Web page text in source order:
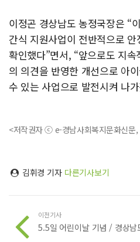
이정곤 경상남도 농정국장은 “
간식 지원사업이 전반적으로
확인했다”면서, “앞으로도 지
의 의견을 반영한 개선으로 아
수 있는 사업으로 발전시켜 나
<저작권자 ⓒ e-경남사회복지문화신문
김휘경 기자 다른기사보기
이전기사
5.5일 어린이날 기념 / 경상남